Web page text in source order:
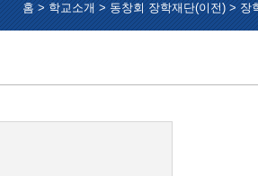
홈>학교소개>동창회 장학재단(이전)>장